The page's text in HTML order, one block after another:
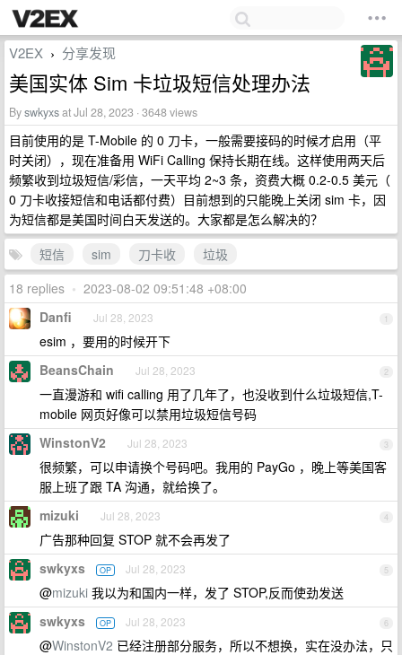
V2EX › 分享发现
美国实体 Sim 卡垃圾短信处理办法
Byswkyxsat Jul 28, 2023 · 3648 views
目前使用的是 T-Mobile 的 0 刀卡，一般需要接码的时候才启用（平
时关闭），现在准备用 WiFi Calling 保持长期在线。这样使用两天后
频繁收到垃圾短信/彩信，一天平均 2~3 条，资费大概 0.2-0.5 美元（
0 刀卡收接短信和电话都付费）目前想到的只能晚上关闭 sim 卡，因
为短信都是美国时间白天发送的。大家都是怎么解决的？
短信
sim 刀卡收
垃圾
18 replies • 2023-08-02 09:51:48 +08:00
1
Danfi Jul 28, 2023
esim ，要用的时候开下
2
BeansChain Jul 28, 2023
一直漫游和 wifi calling 用了几年了，也没收到什么垃圾短信,T-
mobile 网页好像可以禁用垃圾短信号码
3
WinstonV2 Jul 28, 2023
很频繁，可以申请换个号码吧。我用的 PayGo ，晚上等美国客
服上班了跟 TA 沟通，就给换了。
4
mizuki Jul 28, 2023
广告那种回复 STOP 就不会再发了
5
swkyxs OP Jul 28, 2023
@mizuki 我以为和国内一样，发了 STOP,反而使劲发送
6
swkyxs OP Jul 28, 2023
@WinstonV2 已经注册部分服务，所以不想换，实在没办法，只